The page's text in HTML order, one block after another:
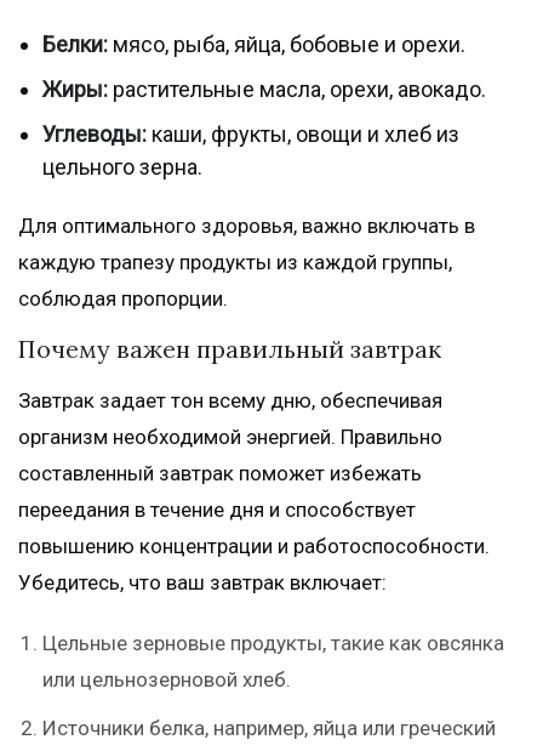
Белки: мясо, рыба, яйца, бобовые и орехи.
Жиры: растительные масла, орехи, авокадо.
Углеводы: каши, фрукты, овощи и хлеб из
цельного зерна.
Для оптимального здоровья, важно включать в
каждую трапезу продукты из каждой группы,
соблюдая пропорции.
Почему важен правильный завтрак
Завтрак задает тон всему дню, обеспечивая
организм необходимой энергией. Правильно
составленный завтрак поможет избежать
переедания в течение дня и способствует
повышению концентрации и работоспособности.
Убедитесь, что ваш завтрак включает:
Цельные зерновые продукты, такие как овсянка
или цельнозерновой хлеб.
Источники белка, например, яйца или греческий